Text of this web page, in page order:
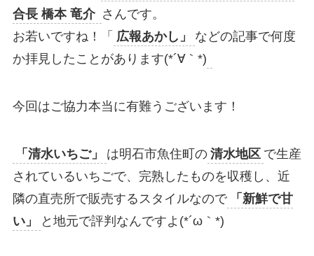
合長 橋本 竜介 さんです。
お若いですね！「 広報あかし」
などの記事で何度
か拝見したことがあります(*´∀｀*)
今回はご協力本当に有難うございます！
「清水いちご」 は明石市魚住町の 清水地区 で生産
されているいちごで、完熟したものを収穫し、近
隣の直売所で販売するスタイルなので
「新鮮で甘
い」
と地元で評判なんですよ(*´ω｀*)